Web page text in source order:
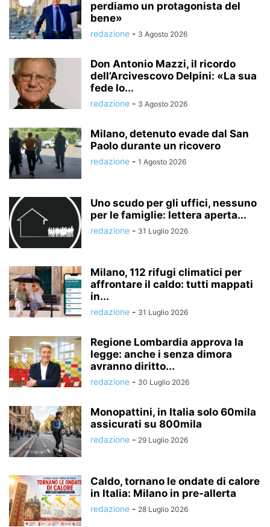
perdiamo un protagonista del
bene»
redazione - 3 Agosto 2026
Don Antonio Mazzi, il ricordo
dell’Arcivescovo Delpini: «La sua
fede lo...
redazione - 3 Agosto 2026
Milano, detenuto evade dal San
Paolo durante un ricovero
redazione - 1 Agosto 2026
Uno scudo per gli uffici, nessuno
per le famiglie: lettera aperta...
redazione - 31 Luglio 2026
Milano, 112 rifugi climatici per
affrontare il caldo: tutti mappati
in...
redazione - 31 Luglio 2026
Regione Lombardia approva la
legge: anche i senza dimora
avranno diritto...
redazione - 30 Luglio 2026
Monopattini, in Italia solo 60mila
assicurati su 800mila
redazione - 29 Luglio 2026
Caldo, tornano le ondate di calore
in Italia: Milano in pre-allerta
redazione - 28 Luglio 2026